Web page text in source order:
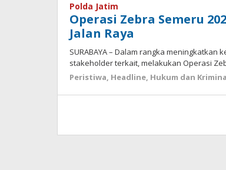
Polda Jatim
Operasi Zebra Semeru
Jalan Raya
SURABAYA – Dalam rangka
stakeholder terkait, melakukan Operasi
Peristiwa, Headline, Hukum dan